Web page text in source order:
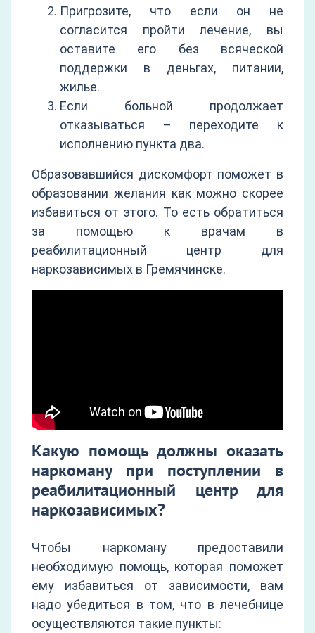
Пригрозите, что если он не
согласится пройти лечение, вы
оставите его без всяческой
поддержки в деньгах, питании,
жилье.
Если больной продолжает
отказываться – переходите к
исполнению пункта два.
Образовавшийся дискомфорт поможет в
образовании желания как можно скорее
избавиться от этого. То есть обратиться
за помощью к врачам в
реабилитационный центр для
наркозависимых в Гремячинске.
Какую помощь должны оказать
наркоману при поступлении в
реабилитационный центр для
наркозависимых?
Чтобы наркоману предоставили
необходимую помощь, которая поможет
ему избавиться от зависимости, вам
надо убедиться в том, что в лечебнице
осуществляются такие пункты: